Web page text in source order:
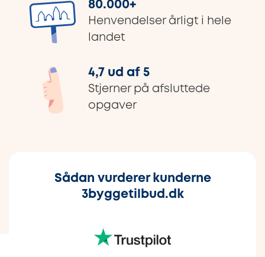
80.000+
Henvendelser årligt i hele
landet
4,7 ud af 5
Stjerner på afsluttede
opgaver
Sådan vurderer kunderne
3byggetilbud.dk